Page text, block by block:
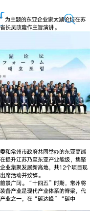
主题的东亚企业家太湖论坛在苏
长吴政隆作主旨演讲。
和常州市政府共同举办的东亚高端
提升江苏乃至东亚产业能级，集聚
业集聚发展新高地，共12个项目现
席活动并致辞。
前景广阔。“十四五”时期，常州将
备产业是现代产业体系的脊梁，代
产业之一，在“碳达峰”“碳中